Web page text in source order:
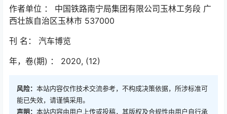
作者单位 ： 中国铁路南宁局集团有限公司玉林工务段 广
西壮族自治区玉林市 537000
刊 名： 汽车博览
年，卷(期) ： 2020, (12)
风险： 本站内容仅作技术交流参考，不构成决策依据，所涉标准可
能已失效，请谨慎采用。
声明： 本站内容由用户上传或投稿，其版权及合规性由用户自行承